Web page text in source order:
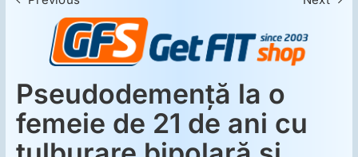
Dermatologie
Psihiatrie
Neurologie
Pseudodemenţă la o
femeie de 21 de ani cu